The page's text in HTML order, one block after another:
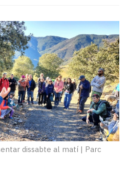
dissabte al matí | Parc